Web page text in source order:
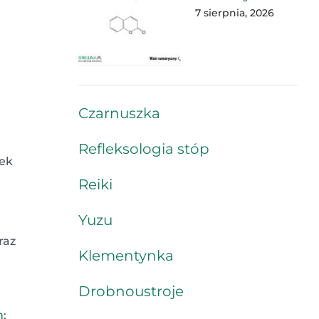
;
7 sierpnia, 2026
Czarnuszka
Refleksologia stóp
Reiki
Yuzu
Klementynka
Drobnoustroje